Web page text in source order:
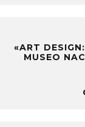
«ART
MUSEO